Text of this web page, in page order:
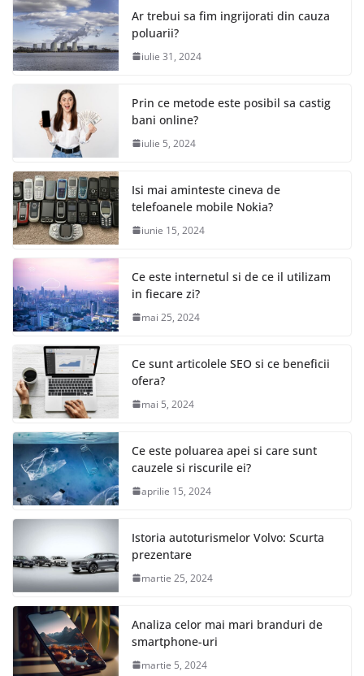
Ar trebui sa fim ingrijorati din cauza
poluarii?
iulie 31, 2024
Prin ce metode este posibil sa castig
bani online?
iulie 5, 2024
Isi mai aminteste cineva de
telefoanele mobile Nokia?
iunie 15, 2024
Ce este internetul si de ce il utilizam
in fiecare zi?
mai 25, 2024
Ce sunt articolele SEO si ce beneficii
ofera?
mai 5, 2024
Ce este poluarea apei si care sunt
cauzele si riscurile ei?
aprilie 15, 2024
Istoria autoturismelor Volvo: Scurta
prezentare
martie 25, 2024
Analiza celor mai mari branduri de
smartphone-uri
martie 5, 2024